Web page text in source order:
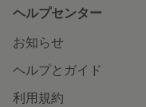
ヘルプセンター
お知らせ
ヘルプとガイド
利用規約